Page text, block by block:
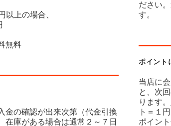
以上の場合、
無料
金の確認が出来次第（代金引換
在庫がある場合は通常２～７日
ださい
す。
ポイント
当店に
と、次
ります
ト＝１
ポイン